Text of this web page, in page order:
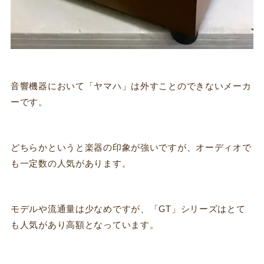
音響機器において「ヤマハ」は外すことのできないメーカ
ーです。
どちらかというと楽器の印象が強いですが、オーディオで
も一定数の人気があります。
モデルや流通量は少なめですが、「GT」シリーズはとて
も人気があり高額となっています。